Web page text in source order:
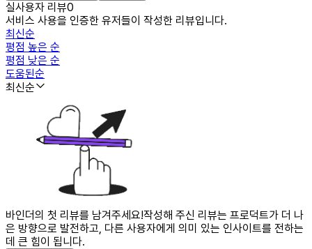
실사용자 리뷰0
서비스 사용을 인증한 유저들이 작성한 리뷰입니다.
최신순
평점 높은 순
평점 낮은 순
도움된순
최신순
바인더의 첫 리뷰를 남겨주세요!작성해 주신 리뷰는 프로덕트가 더 나
은 방향으로 발전하고, 다른 사용자에게 의미 있는 인사이트를 전하는
데 큰 힘이 됩니다.